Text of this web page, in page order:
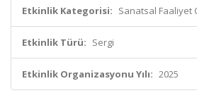
Etkinlik Kategorisi: Sanatsal Faaliyet
Etkinlik Türü: Sergi
Etkinlik Organizasyonu Yılı: 2025